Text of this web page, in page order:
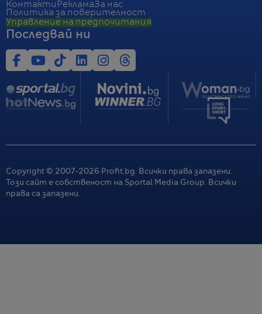
Контакти РекламаЗа нас
Политика за поверителност
Управление на предпочитания
Последвай ни
Copyright © 2007-2026 Profit.bg. Всички права запазени.
Този сайт е собственост на Sportal Media Group. Всички
права са запазени.